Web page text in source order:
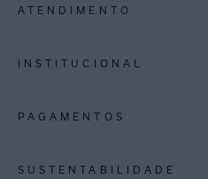
Rio de Janeiro
Bahia
ATENDIMENTO
INSTITUCIONAL
PAGAMENTOS
SUSTENTABILIDADE